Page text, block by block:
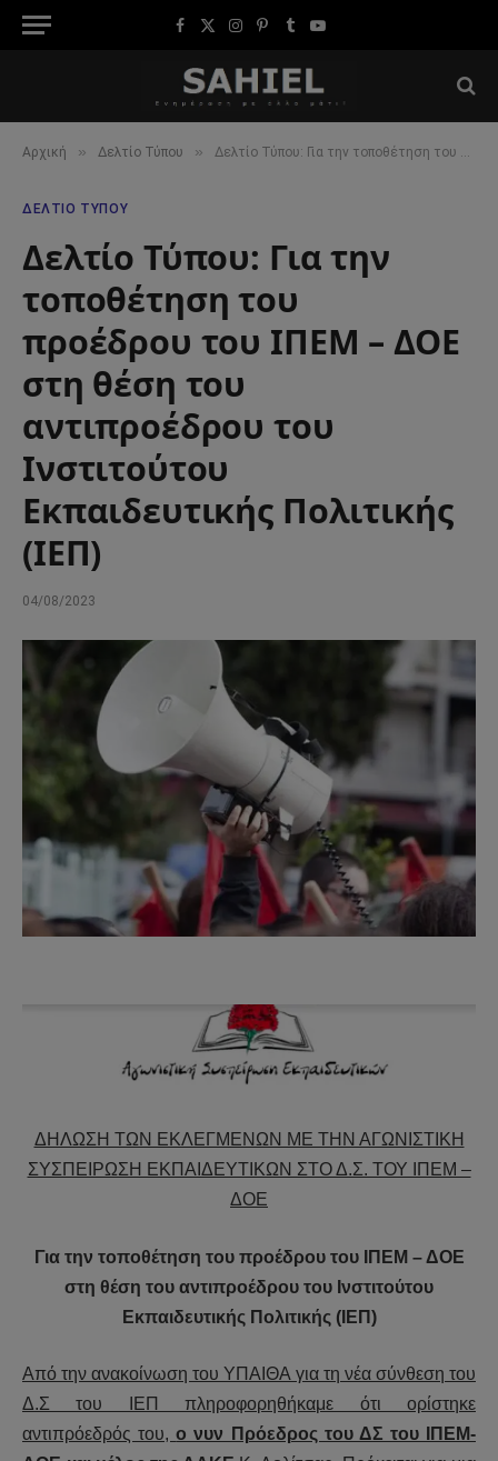
Facebook
X
Instagram
Pinterest
TumblrYouTube
Αρχική » Δελτίο Τύπου » Δελτίο Τύπου: Για την τοποθέτηση του προέδρου του ΙΠΕΜ – ΔΟΕ στη θέση του αντιπροέδρου του Ινστιτούτου Εκπαιδευτικής Πολιτικής (ΙΕΠ)
ΔΕΛΤΊΟ ΤΎΠΟΥ
Δελτίο Τύπου: Για την
τοποθέτηση του
προέδρου του ΙΠΕΜ – ΔΟΕ
στη θέση του
αντιπροέδρου του
Ινστιτούτου
Εκπαιδευτικής Πολιτικής
(ΙΕΠ)
04/08/2023
ΔΗΛΩΣΗ ΤΩΝ ΕΚΛΕΓΜΕΝΩΝ ΜΕ ΤΗΝ ΑΓΩΝΙΣΤΙΚΗ
ΣΥΣΠΕΙΡΩΣΗ ΕΚΠΑΙΔΕΥΤΙΚΩΝ ΣΤΟ Δ.Σ. ΤΟΥ ΙΠΕΜ –
ΔΟΕ
Για την τοποθέτηση του προέδρου του ΙΠΕΜ – ΔΟΕ
στη θέση του αντιπροέδρου του Ινστιτούτου
Εκπαιδευτικής Πολιτικής (ΙΕΠ)
Από την ανακοίνωση του ΥΠΑΙΘΑ για τη νέα σύνθεση του
Δ.Σ του ΙΕΠ πληροφορηθήκαμε ότι ορίστηκε
αντιπρόεδρός του,ο νυν Πρόεδρος του ΔΣ του ΙΠΕΜ-